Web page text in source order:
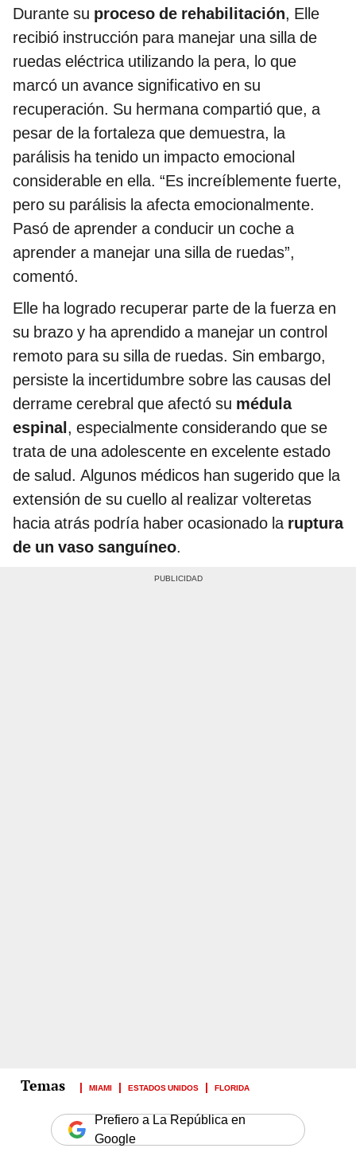
Durante su proceso de rehabilitación, Elle
recibió instrucción para manejar una silla de
ruedas eléctrica utilizando la pera, lo que
marcó un avance significativo en su
recuperación. Su hermana compartió que, a
pesar de la fortaleza que demuestra, la
parálisis ha tenido un impacto emocional
considerable en ella. “Es increíblemente fuerte,
pero su parálisis la afecta emocionalmente.
Pasó de aprender a conducir un coche a
aprender a manejar una silla de ruedas”,
comentó.
Elle ha logrado recuperar parte de la fuerza en
su brazo y ha aprendido a manejar un control
remoto para su silla de ruedas. Sin embargo,
persiste la incertidumbre sobre las causas del
derrame cerebral que afectó su médula
espinal, especialmente considerando que se
trata de una adolescente en excelente estado
de salud. Algunos médicos han sugerido que la
extensión de su cuello al realizar volteretas
hacia atrás podría haber ocasionado la ruptura
de un vaso sanguíneo.
MIAMI ESTADOS UNIDOS FLORIDA
Prefiero a La República en
Google